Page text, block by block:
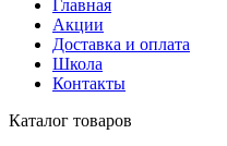
Главная
Акции
Доставка и оплата
Школа
Контакты
Каталог товаров